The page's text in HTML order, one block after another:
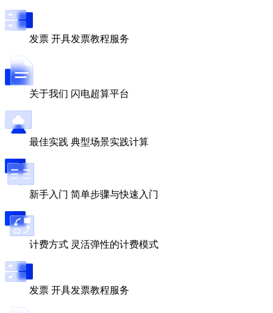
发票 开具发票教程服务
关于我们 闪电超算平台
最佳实践 典型场景实践计算
新手入门 简单步骤与快速入门
计费方式 灵活弹性的计费模式
发票 开具发票教程服务